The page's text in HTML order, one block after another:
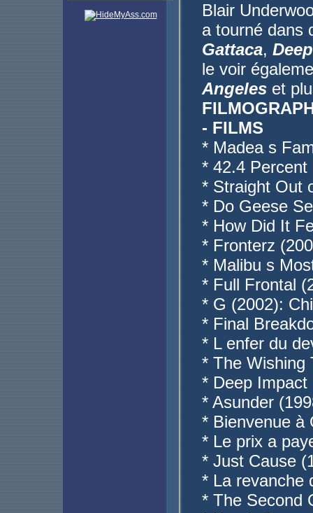
Blair
a tourné dans
Gattaca,
le voir
Angeles et
- FILMS
* Madea s
* 42.4 Percent
* Straight Out
* Do Geese
* How Did It
* Fronterz
* Malibu s
* Full Frontal
* G (2002):
* Final
* L enfer du
* The Wishing
* Deep
* Asunder
* Bienvenue à
* Le prix a
* Just Cause
* La revanche
* The Second